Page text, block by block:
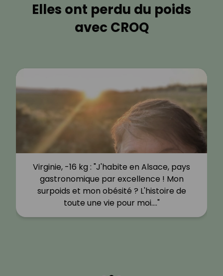
Elles ont perdu du poids
avec CROQ
Virginie, -16 kg : "J'habite en Alsace, pays
gastronomique par excellence ! Mon
surpoids et mon obésité ? L'histoire de
toute une vie pour moi.…"